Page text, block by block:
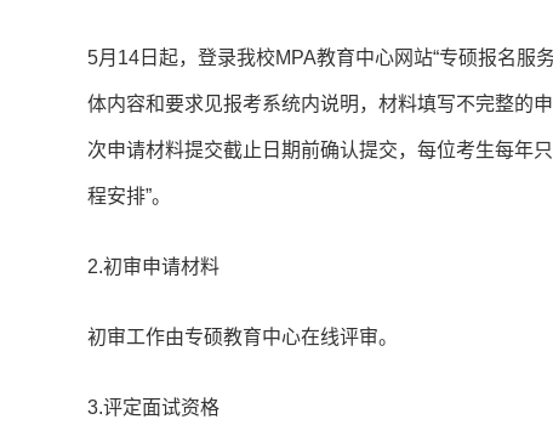
5月14日起，登录我校MPA教育中心网站“专硕报名服
体内容和要求见报考系统内说明，材料填写不完整的
次申请材料提交截止日期前确认提交，每位考生每年
程安排”。
2.初审申请材料
初审工作由专硕教育中心在线评审。
3.评定面试资格